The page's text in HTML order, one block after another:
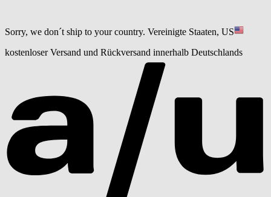
Sorry, we don´t ship to your country. Vereinigte Staaten, US
kostenloser Versand und Rückversand innerhalb Deutschlands